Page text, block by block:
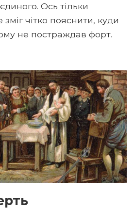
Ось тільки
зміг чітко пояснити, куди
не постраждав форт.